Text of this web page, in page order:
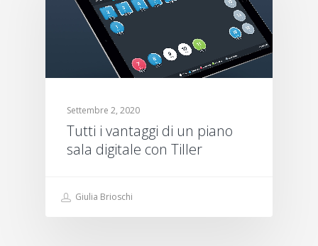
Settembre 2, 2020
Tutti i vantaggi di un piano
sala digitale con Tiller
Giulia Brioschi